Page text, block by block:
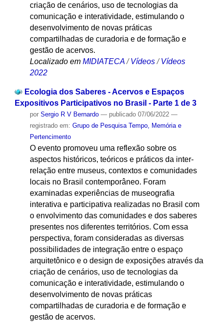
criação de cenários, uso de tecnologias da
comunicação e interatividade, estimulando o
desenvolvimento de novas práticas
compartilhadas de curadoria e de formação e
gestão de acervos.
Localizado em MIDIATECA /Vídeos /Vídeos
2022
Ecologia dos Saberes - Acervos e Espaços
Expositivos Participativos no Brasil - Parte 1 de 3
por Sergio R V Bernardo — publicado07/06/2022 —
registrado em: Grupo de Pesquisa Tempo, Memória e
Pertencimento
O evento promoveu uma reflexão sobre os
aspectos históricos, teóricos e práticos da inter-
relação entre museus, contextos e comunidades
locais no Brasil contemporâneo. Foram
examinadas experiências de museografia
interativa e participativa realizadas no Brasil com
o envolvimento das comunidades e dos saberes
presentes nos diferentes territórios. Com essa
perspectiva, foram consideradas as diversas
possibilidades de integração entre o espaço
arquitetônico e o design de exposições através da
criação de cenários, uso de tecnologias da
comunicação e interatividade, estimulando o
desenvolvimento de novas práticas
compartilhadas de curadoria e de formação e
gestão de acervos.